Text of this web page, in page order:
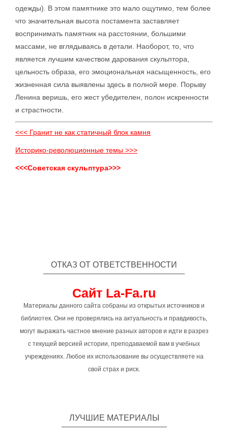
одежды). В этом памятнике это мало ощутимо, тем более
что значительная высота постамента заставляет
воспринимать памятник на расстоянии, большими
массами, не вглядываясь в детали. Наоборот, то, что
является лучшим качеством дарования скульптора,
цельность образа, его эмоциональная насыщенность, его
жизненная сила выявлены здесь в полной мере. Порыву
Ленина веришь, его жест убедителен, полон искренности
и страстности.
<<< Гранит не как статичный блок камня
Историко-революционные темы >>>
<<<Советская скульптура>>>
ОТКАЗ ОТ ОТВЕТСТВЕННОСТИ
Сайт La-Fa.ru
Материалы данного сайта собраны из открытых источников и
библиотек. Они не проверялись на актуальность и правдивость,
могут выражать частное мнение разных авторов и идти в разрез
с текущей версией истории, преподаваемой вам в учебных
учреждениях. Любое их использование вы осуществляете на
свой страх и риск.
ЛУЧШИЕ МАТЕРИАЛЫ